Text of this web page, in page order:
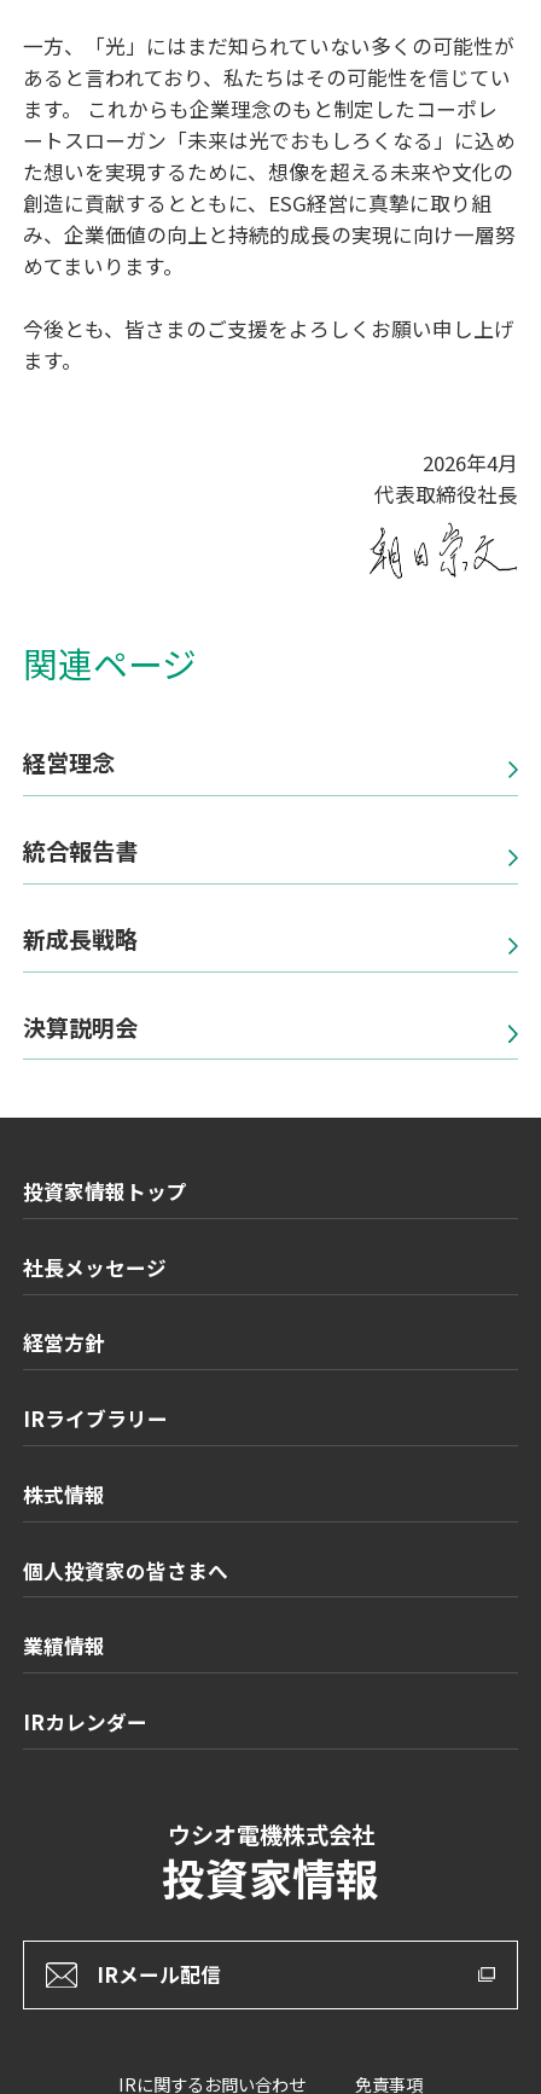
一方、「光」にはまだ知られていない多くの可能性が
あると言われており、私たちはその可能性を信じてい
ます。 これからも企業理念のもと制定したコーポレ
ートスローガン「未来は光でおもしろくなる」に込め
た想いを実現するために、想像を超える未来や文化の
創造に貢献するとともに、ESG経営に真摯に取り組
み、企業価値の向上と持続的成長の実現に向け一層努
めてまいります。
今後とも、皆さまのご支援をよろしくお願い申し上げ
ます。
2026年4月
代表取締役社長
関連ページ
経営理念
統合報告書
新成長戦略
決算説明会
投資家情報トップ
社長メッセージ
経営方針
IRライブラリー
株式情報
個人投資家の皆さまへ
業績情報
IRカレンダー
ウシオ電機株式会社
投資家情報
IRメール配信
IRに関するお問い合わせ 免責事項